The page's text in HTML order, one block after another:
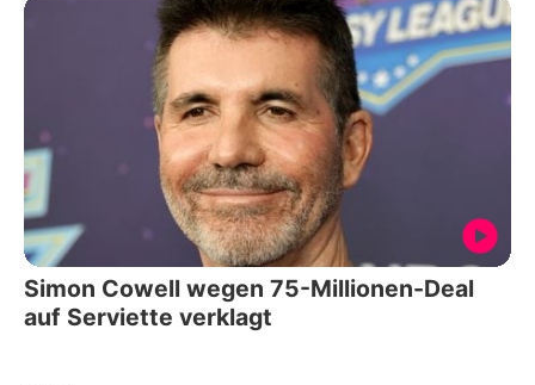
Simon Cowell wegen 75-Millionen-Deal
auf Serviette verklagt